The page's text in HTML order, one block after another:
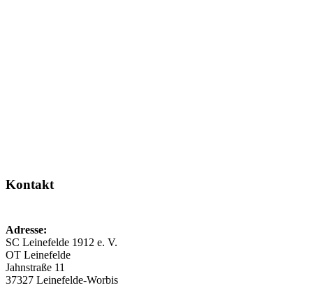
Kontakt
Adresse:
SC Leinefelde 1912 e. V.
OT Leinefelde
Jahnstraße 11
37327 Leinefelde-Worbis